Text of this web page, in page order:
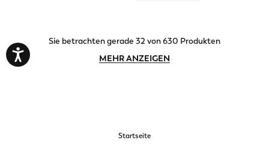
Sie betrachten gerade 32 von 630 Produkten
MEHR ANZEIGEN
Startseite